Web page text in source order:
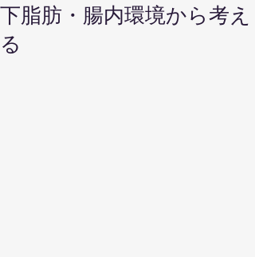
下脂肪・腸内環境から考え
る